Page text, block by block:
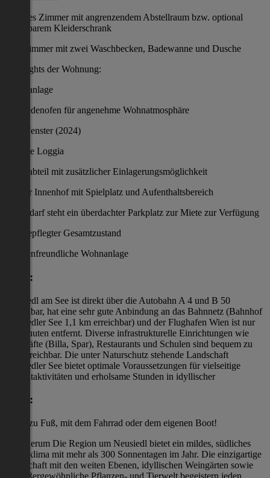
weiteres Zimmer mit angrenzendem Abstellraum bzw. optional
begehbarem Kleiderschrank
Badezimmer mit zwei Waschbecken, Badewanne und Dusche
Highlights der Wohnung:
Klimaanlage
Schwedenofen für angenehme Wohnatmosphäre
neue Fenster (2024)
sonnige Loggia
Kellerabteil mit zusätzlicher Einlagerungsmöglichkeit
ruhiger Innenhof mit Spielplatz und Aufenthaltsbereich
bei Bedarf steht ein überdachter Parkplatz zur Miete zur Verfügung
sehr gepflegter Gesamtzustand
familienfreundliche Wohnanlage
Lage:
Neusiedl am See ist direkt über die Autobahn A 4 und B 50
erreichbar, hat eine sehr gute Anbindung an das Bahnnetz (Bahnhof
Neusiedler See 1,1 km erreichbar) und der Flughafen Wien ist nur
25 Minuten entfernt. Diverse infrastrukturelle Einrichtungen wie
Geschäfte (Billa, Spar), Restaurants und Schulen sind bequem zu
Fuß erreichbar. Die unter Naturschutz stehende Landschaft
Neusiedler See bietet optimale Voraussetzungen für vielseitige
Freizeitaktivitäten und erholsame Stunden in idyllischer
Lage:
zu Fuß, mit dem Fahrrad oder dem eigenen Boot!
Rundherum Die Region um Neusiedl bietet ein mildes, südliches
Mikroklima mit mehr als 300 Sonnentagen im Jahr. Die einzigartige
Landschaft mit den weiten Ebenen, idyllischen Weingärten sowie